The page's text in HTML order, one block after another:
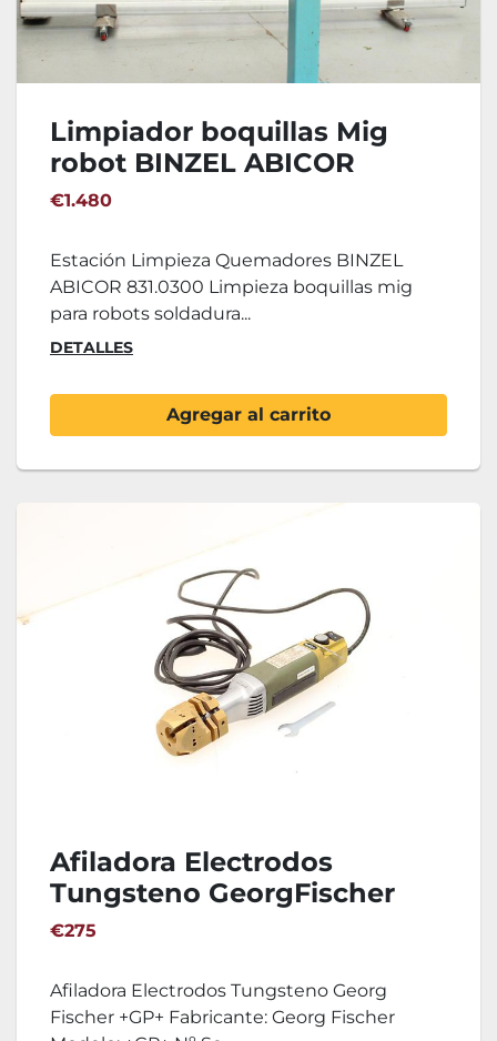
Limpiador boquillas Mig
robot BINZEL ABICOR
831.0300
€1.480
Estación Limpieza Quemadores BINZEL
ABICOR 831.0300 Limpieza boquillas mig
para robots soldadura...
DETALLES
Agregar al carrito
Afiladora Electrodos
Tungsteno GeorgFischer
+GP+
€275
Afiladora Electrodos Tungsteno Georg
Fischer +GP+ Fabricante: Georg Fischer